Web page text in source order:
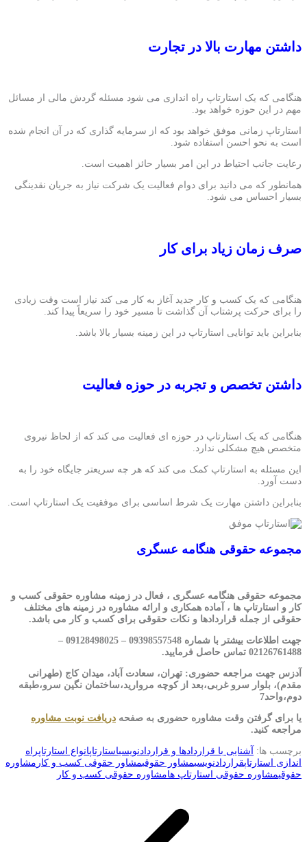
داشتن مهارت بالا در تجارت
هنگامی که یک استارتاپ راه اندازی می شود مسئله گردش مالی از مسائل
مهم در این حوزه خواهد بود.
استارتاپ زمانی موفق خواهد بود که از سرمایه گذاری که در آن انجام شده
است به نحو احسن استفاده شود.
رعایت جانب احتیاط در این امر بسیار حائز اهمیت است.
همانطور که می دانید برای دوام فعالیت یک شرکت نیاز به جریان نقدینگی
بسیار احساس می شود.
صرف زمان زیاد برای کار
هنگامی که یک کسب و کار جدید آغاز به کار می کند نیاز است وقت زیادی
را برای حرکت پرشتاب آن گذاشت تا مسیر خود را سریعاً پیدا کند.
بنابراین باید توانایی استارتاپ در این زمینه بسیار بالا باشد.
داشتن تخصص و تجربه در حوزه فعالیت
هنگامی که یک استارتاپ در حوزه ای فعالیت می کند که از لحاظ نیروی
متخصص هیچ مشکلی ندارد.
این مسئله به استارتاپ کمک می کند که هر چه سریعتر جایگاه خود را به
دست آورد.
بنابراین داشتن مهارت یک شرط اساسی برای موفقیت یک استارتاپ است.
مجموعه حقوقی هنگامه عسگری
مجموعه حقوقی هنگامه عسگری ، فعال در زمینه مشاوره حقوقی کسب و
کار و استارتاپ ها ، آماده همکاری و ارائه مشاوره در زمینه های مختلف
حقوقی از جمله قراردادها و نکات حقوقی برای کسب و کار می باشد.
جهت اطلاعات بیشتر با شماره 09398557548 – 09128498025 –
02126761488 تماس حاصل فرمایید.
آدزس جهت مراجعه حضوری: تهران، سعادت آباد، میدان کاج (طهرانی
مقدم)، بلوار سرو غربی،بعد از کوچه مروارید،ساختمان نگین سرو،طبقه
دوم،واحد7
یا برای گرفتن وقت مشاوره حضوری به صفحه دریافت نوبت مشاوره
مراجعه کنید.
برچسب ها: آشنایی با قراردادها و قراردادنویسیاستارتاپانواع استارتاپراه
اندازی استارتاپقراردادنویسیمشاور حقوقیمشاور حقوقی کسب و کار مشاوره
حقوقیمشاوره حقوقی استارتاپ هامشاوره حقوقی کسب و کار